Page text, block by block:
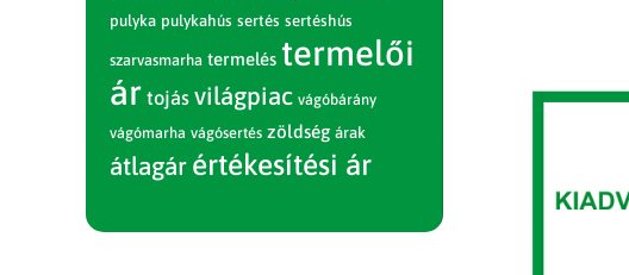
pulyka pulykahús sertés sertéshús
szarvasmarha termelés termelői
ár tojás világpiac vágóbárány
vágómarha vágósertés zöldség árak
átlagár értékesítési ár